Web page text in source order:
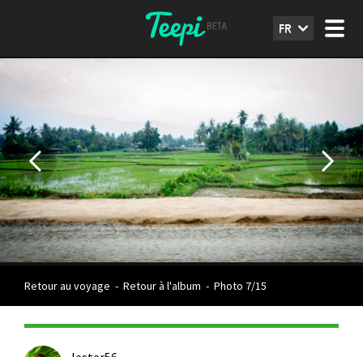
FR
Retour au voyage - Retour à l'album - Photo 7/15